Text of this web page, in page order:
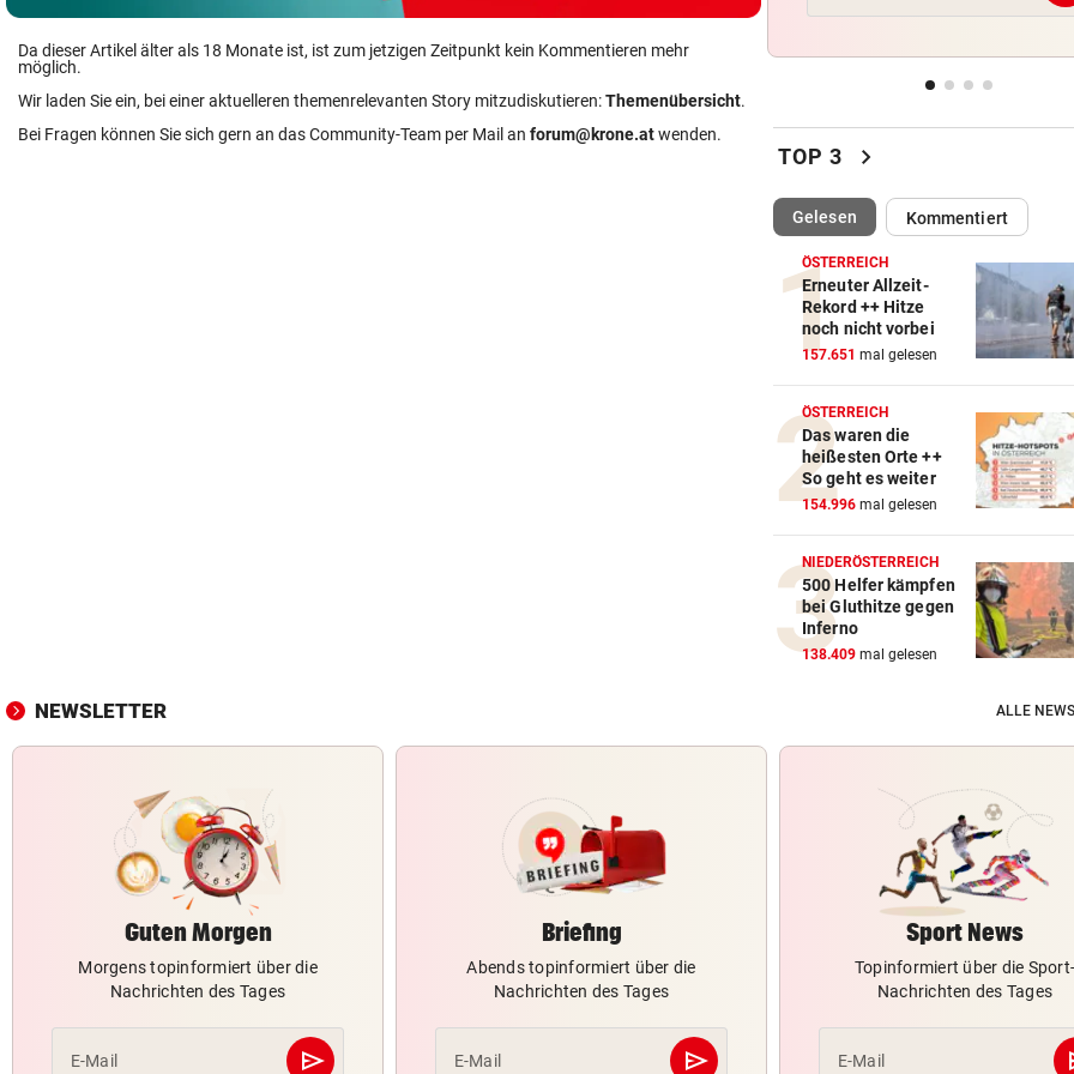
Da dieser Artikel älter als 18 Monate ist, ist zum jetzigen Zeitpunkt kein Kommentieren mehr
möglich.
Wir laden Sie ein, bei einer aktuelleren themenrelevanten Story mitzudiskutieren:Themenübersicht.
Bei Fragen können Sie sich gern an das Community-Team per Mail an forum@krone.atwenden.
Reusser vor Ventoux-Etappe
Vinicius Jr. verlängert bei
Madrid bis 2032
UKRAINISCHER ANGRIFF?
Vor Oman havarierter Tanker:
Ölkatastrophe droht
„VERSTEHE ICH NICHT“ vor
ÖFB-Kicker Wimmer packt
TOP 3 chevron_right
Gelesen(ausgewählt)Kommentiert
ÖSTERREICH
Erneuter Allzeit-
Rekord ++ Hitze
noch nicht vorbei
157.651 mal gelesen
ÖSTERREICH
Das waren die
heißesten Orte ++
So geht es weiter
154.996 mal gelesen
NIEDERÖSTERREICH
500 Helfer kämpfen
bei Gluthitze gegen
Inferno
138.409 mal gelesen
NEWSLETTER ALLE
Guten Morgen
Morgens topinformiert über die
Nachrichten des Tages
E-Mail send
Abschicken
Briefing
Abends topinformiert über die
Nachrichten des Tages
E-Mail send
Abschicken
Sport News
Topinformiert über die Sport-
Nachrichten des Tages
E-Mail